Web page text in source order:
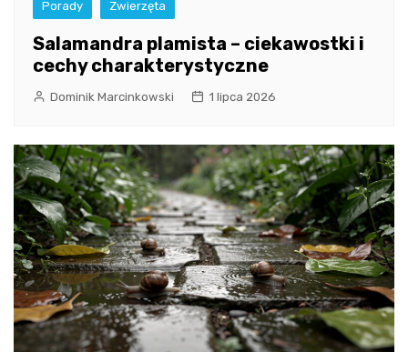
Porady Zwierzęta
Salamandra plamista – ciekawostki i
cechy charakterystyczne
Dominik Marcinkowski 1 lipca 2026